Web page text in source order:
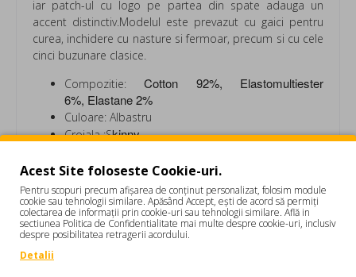
iar patch-ul cu logo pe partea din spate adauga un
accent distinctiv.Modelul este prevazut cu gaici pentru
curea, inchidere cu nasture si fermoar, precum si cu cele
cinci buzunare clasice.
Compozitie:Cotton 92%, Elastomultiester
6%, Elastane 2%
Culoare: Albastru
Croiala :Skinny
California care i-a definit debutul. Gama casual de
imbracaminte, denim și accesorii este realizata din
materiale premium si are un aer fresh. Brandul Amiri
exprima spiritul rebel al tinerilor din Los Angeles.
Colectiile aduc standarde de lux, fiind realizate in cele
mai mari fabrici din Italia si Japonia si Los Angeles.
Acest Site foloseste Cookie-uri.
Pentru scopuri precum afișarea de conținut personalizat, folosim module
cookie sau tehnologii similare. Apăsând Accept, ești de acord să permiți
colectarea de informații prin cookie-uri sau tehnologii similare. Află in
sectiunea Politica de Confidentialitate mai multe despre cookie-uri, inclusiv
despre posibilitatea retragerii acordului.
Detalii